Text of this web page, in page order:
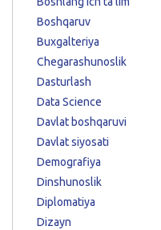
Boshqaruv
Buxgalteriya
Chegarashunoslik
Dasturlash
Data Science
Davlat boshqaruvi
Davlat siyosati
Demografiya
Dinshunoslik
Diplomatiya
Dizayn